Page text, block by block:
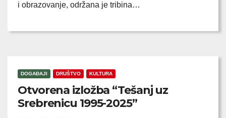
i obrazovanje, održana je tribina…
DOGAĐAJI DRUŠTVO KULTURA
Otvorena izložba “Tešanj uz
Srebrenicu 1995-2025”